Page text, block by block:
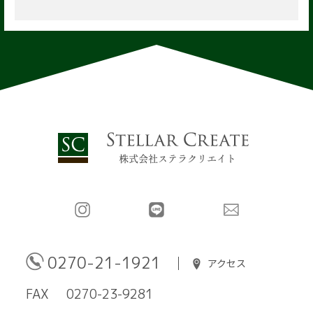
0270-21-1921 アクセス
FAX 0270-23-9281